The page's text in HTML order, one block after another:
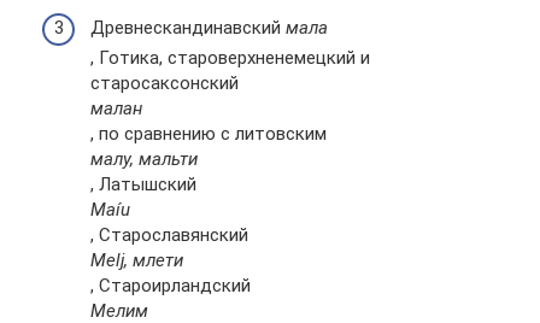
Древнескандинавский мала
, Готика, староверхненемецкий и
старосаксонский
малан
, по сравнению с литовским
малу, мальти
, Латышский
Maíu
, Старославянский
Melj, млети
, Староирландский
Мелим